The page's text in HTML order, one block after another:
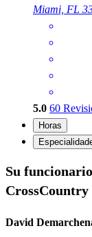
Miami, FL
5.0 60
Horas
Su
CrossCountry
David